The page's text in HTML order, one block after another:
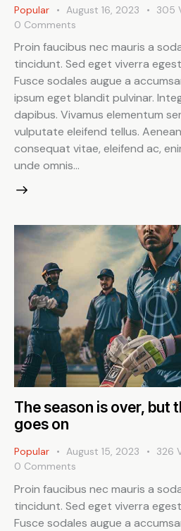
Popular August 16, 2023 305
0 Comments
Proin faucibus nec mauris a
tincidunt. Sed eget viverra
Fusce sodales augue a
ipsum eget blandit pulvinar.
dapibus. Vivamus elementum
vulputate eleifend tellus.
consequat vitae, eleifend ac,
unde omnis…
The season is over, but
goes on
Popular August 15, 2023 326
0 Comments
Proin faucibus nec mauris a
tincidunt. Sed eget viverra
Fusce sodales augue a